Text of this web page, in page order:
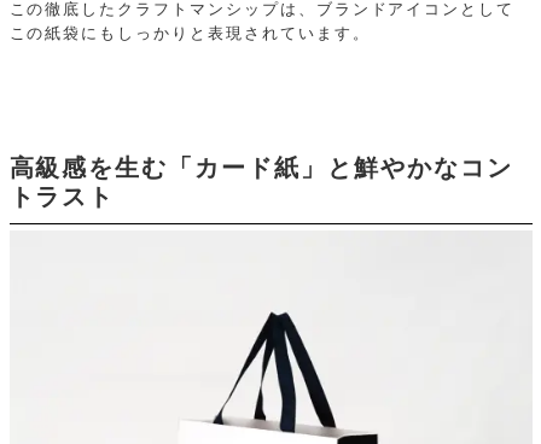
この徹底したクラフトマンシップは、ブランドアイコンとして
この紙袋にもしっかりと表現されています。
高級感を生む「カード紙」と鮮やかなコン
トラスト